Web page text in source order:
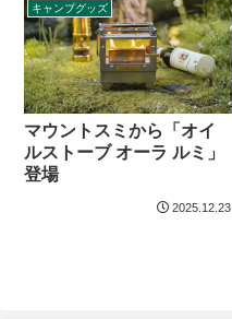
キャンプグッズ
マウントスミから「オイ
ルストーブ オーラ ルミ」
登場
2025.12.23